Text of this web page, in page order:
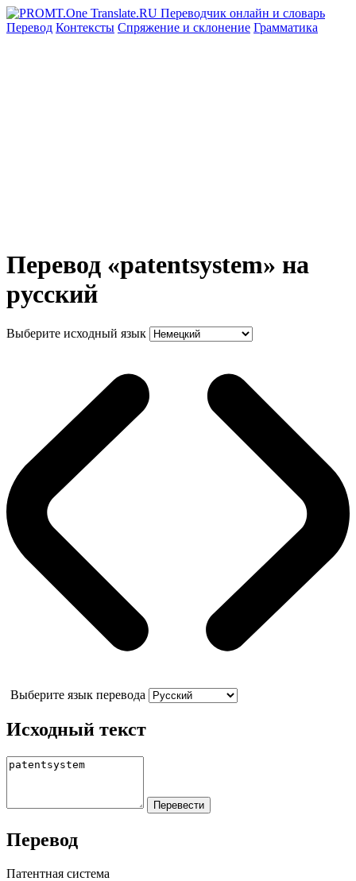
Перевод Контексты Спряжение и склонение Грамматика
Перевод «patentsystem» на
русский
Выберите исходный язык
Выберите язык перевода
Исходный текст
Перевод
Патентная система